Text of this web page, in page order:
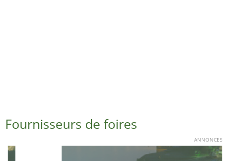
Fournisseurs de foires
ANNONCES